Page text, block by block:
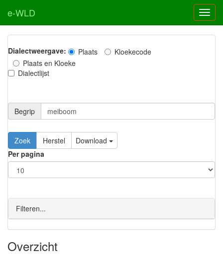
e-WLD
Dialectweergave: Plaats
Kloekecode
Plaats en Kloeke
Dialectlijst
Begrip
Zoek Herstel
Download
Per pagina
Filteren...
Overzicht